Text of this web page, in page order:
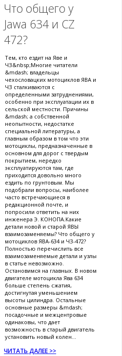
Что общего у
Jawa 634 и CZ
472?
Тем, кто ездит на Яве и
ЧЗ&nbsp;Многие читатели
&mdash; владельцы
чехословацких мотоциклов ЯВА и
ЧЗ сталкиваются с
определенными затруднениями,
особенно при эксплуатации их в
сельской местности. Причины
&mdash; а собственной
неопытности, недостатке
специальной литературы, а
главным образом в том что эти
мотоциклы, предназначенные в
основном для дорог с твердым
покрытием, нередко
эксплуатируются там, где
приходится довольно много
ездить по грунтовым. Мы
подобрали вопросы, наиболее
часто встречающиеся в
редакционной почте, и
попросили ответить на них
инженера Э. КОНОПА.Какие
детали новой и старой ЯВЫ
взаимозаменяемы? Что общего у
мотоциклов ЯВА-634 и ЧЗ-472?
Полностью перечислить все
взаимозаменяемые детали и узлы
в статье невозможно.
Остановимся на главных. В новом
двигателе мотоцикла Ява 634
больше степень сжатия,
достигнутая уменьшением
высоты цилиндра. Остальные
основные размеры &mdash;
посадочные и межцентровые
одинаковы, что дает
возможность в старый двигатель
установить новый колен...
ЧИТАТЬ ДАЛЕЕ >>